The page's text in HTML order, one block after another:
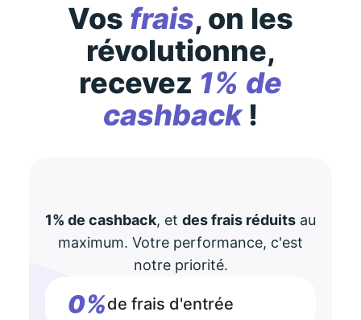
Vos frais, on les
révolutionne,
recevez 1% de
cashback!
1% de cashback, et des frais réduits au
maximum. Votre performance, c'est
notre priorité.
0%de frais d'entrée